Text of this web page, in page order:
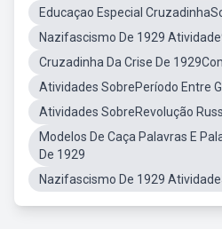
Educaçao Especial
Nazifascismo De 1929
Cruzadinha Da Crise De
Atividades SobrePeríodo Entre
Atividades SobreRevolução
Modelos De Caça Palavras E
De 1929
Nazifascismo De 1929